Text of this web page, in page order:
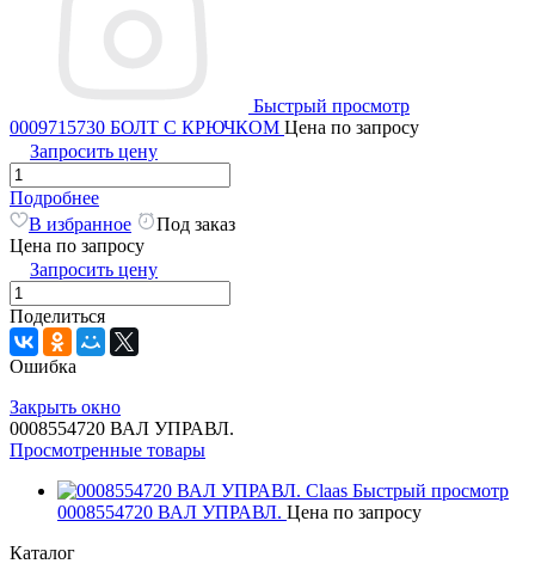
Быстрый просмотр
0009715730 БОЛТ С КРЮЧКОМ Цена по запросу
Запросить цену
Подробнее
В избранное
Под заказ
Цена по запросу
Запросить цену
Поделиться
Ошибка
Закрыть окно
0008554720 ВАЛ УПРАВЛ.
Просмотренные товары
Быстрый просмотр
0008554720 ВАЛ УПРАВЛ. Цена по запросу
Каталог